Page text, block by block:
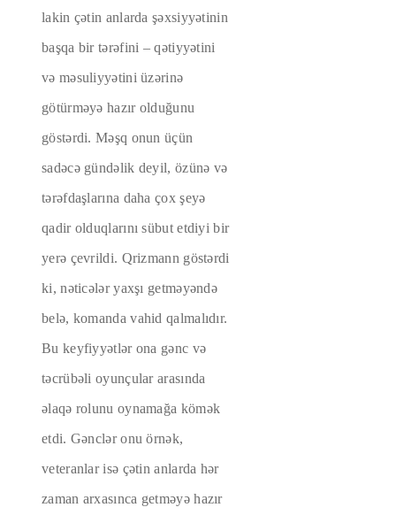
lakin çətin anlarda şəxsiyyətinin
başqa bir tərəfini – qətiyyətini
və məsuliyyətini üzərinə
götürməyə hazır olduğunu
göstərdi. Məşq onun üçün
sadəcə gündəlik deyil, özünə və
tərəfdaşlarına daha çox şeyə
qadir olduqlarını sübut etdiyi bir
yerə çevrildi. Qrizmann göstərdi
ki, nəticələr yaxşı getməyəndə
belə, komanda vahid qalmalıdır.
Bu keyfiyyətlər ona gənc və
təcrübəli oyunçular arasında
əlaqə rolunu oynamağa kömək
etdi. Gənclər onu örnək,
veteranlar isə çətin anlarda hər
zaman arxasınca getməyə hazır